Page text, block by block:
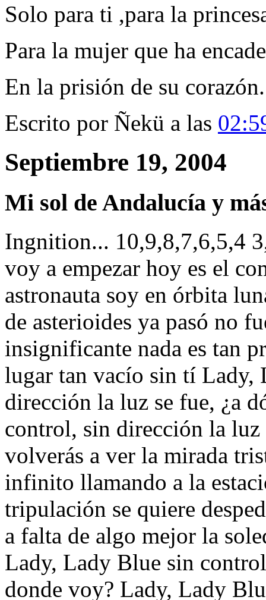
Solo para ti ,para la
Para la mujer que ha
En la prisión de su corazón.
Escrito por Ñekü a las
Septiembre 19, 2004
Mi sol de Andalucía y
Ingnition... 10,9,8,7,6,5,4
voy a empezar hoy es el
astronauta soy en órbita
de asterioides ya pasó no
insignificante nada es tan
lugar tan vacío sin tí
dirección la luz se fue, ¿a
control, sin dirección la luz
volverás a ver la mirada
infinito llamando a la
tripulación se quiere
a falta de algo mejor la
Lady, Lady Blue sin
donde voy? Lady, Lady